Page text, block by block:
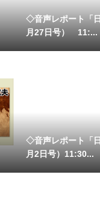
◇音声レポート「
月27日号） 11:...
◇音声レポート「
月2日号）11:30...